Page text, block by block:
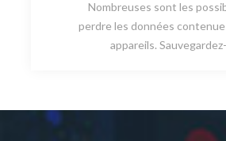
Nombreuses sont les
perdre les données
appareils.